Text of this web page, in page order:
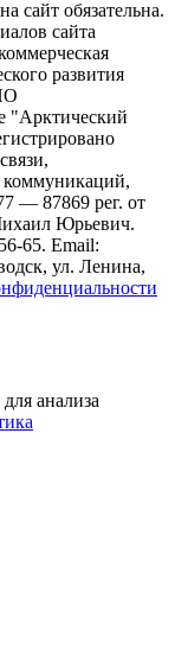
сайт обязательна.
сайта
развития
— 87869 рег. от
Юрьевич.
65. Email:
ул. Ленина,
анализа